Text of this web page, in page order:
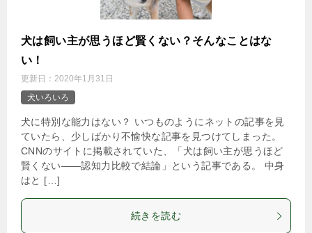
犬は飼い主が思うほど賢くない？そんなことはな
い！
更新日： 2020年1月31日
犬いろいろ
犬に特別な能力はない？ いつものようにネットの記事を見
ていたら、少しばかり不愉快な記事を見つけてしまった。
CNNのサイトに掲載されていた、「犬は飼い主が思うほど
賢くない――認知力比較で結論」という記事である。 中身
はと […]
続きを読む